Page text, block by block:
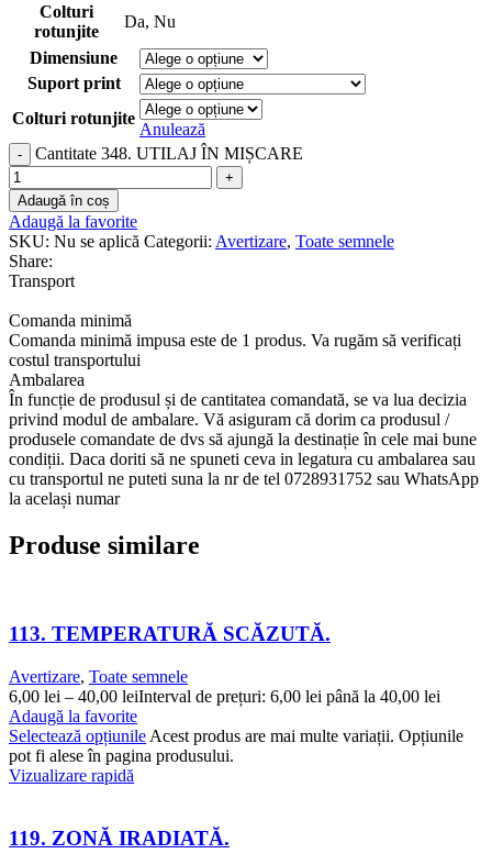
Colturi
rotunjite
Da, Nu
Dimensiune
Suport print
Colturi rotunjite
Anulează
Cantitate 348. UTILAJ ÎN MIȘCARE
Adaugă în coș
Adaugă la favorite
SKU: Nu se aplică Categorii: Avertizare, Toate semnele
Share:
Transport
Comanda minimă
Comanda minimă impusa este de 1 produs. Va rugăm să verificați
costul transportului
Ambalarea
În funcție de produsul și de cantitatea comandată, se va lua decizia
privind modul de ambalare. Vă asiguram că dorim ca produsul /
produsele comandate de dvs să ajungă la destinație în cele mai bune
condiții. Daca doriti să ne spuneti ceva in legatura cu ambalarea sau
cu transportul ne puteti suna la nr de tel 0728931752 sau WhatsApp
la același numar
Produse similare
113. TEMPERATURĂ SCĂZUTĂ.
Avertizare, Toate semnele
6,00 lei – 40,00 leiInterval de prețuri: 6,00 lei până la 40,00 lei
Adaugă la favorite
Selectează opțiunile Acest produs are mai multe variații. Opțiunile
pot fi alese în pagina produsului.
Vizualizare rapidă
119. ZONĂ IRADIATĂ.